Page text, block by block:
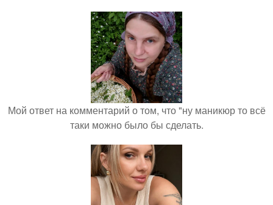
Мой ответ на комментарий о том, что "ну маникюр то всё
таки можно было бы сделать.